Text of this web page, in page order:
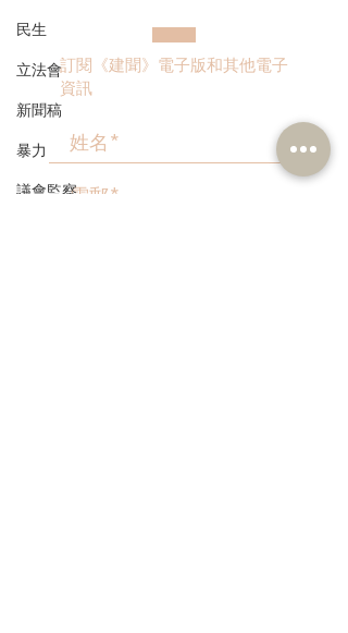
民生
立法會
新聞稿
暴力
議會監察
訂閱《建聞》電子版和其他電子
資訊